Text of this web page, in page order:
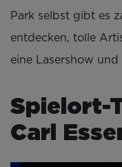
Park selbst gibt es
entdecken, tolle
eine Lasershow
Spielort-
Carl